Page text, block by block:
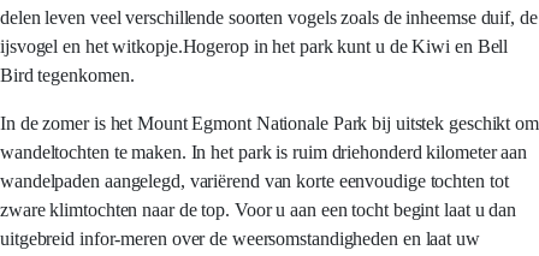
delen leven veel verschillende soorten vogels zoals de inheemse duif, de
ijsvogel en het witkopje.Hogerop in het park kunt u de Kiwi en Bell
Bird tegenkomen.
In de zomer is het Mount Egmont Nationale Park bij uitstek geschikt om
wandeltochten te maken. In het park is ruim driehonderd kilometer aan
wandelpaden aangelegd, variërend van korte eenvoudige tochten tot
zware klimtochten naar de top. Voor u aan een tocht begint laat u dan
uitgebreid infor-meren over de weersomstandigheden en laat uw